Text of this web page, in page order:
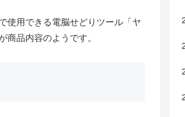
使用できる電脳せどりツール「ヤ
商品内容のようです。